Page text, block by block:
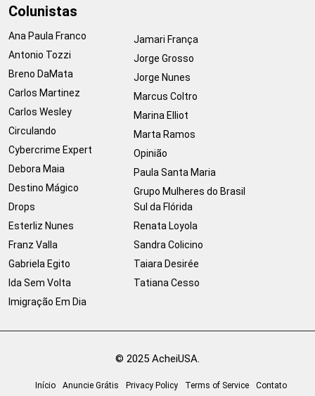
Colunistas
Ana Paula Franco
Antonio Tozzi
Breno DaMata
Carlos Martinez
Carlos Wesley
Circulando
Cybercrime Expert
Debora Maia
Destino Mágico
Drops
Esterliz Nunes
Franz Valla
Gabriela Egito
Ida Sem Volta
Imigração Em Dia
Jamari França
Jorge Grosso
Jorge Nunes
Marcus Coltro
Marina Elliot
Marta Ramos
Opinião
Paula Santa Maria
Grupo Mulheres do Brasil
Sul da Flórida
Renata Loyola
Sandra Colicino
Taiara Desirée
Tatiana Cesso
© 2025 AcheiUSA.
Início Anuncie Grátis Privacy Policy Terms of Service Contato